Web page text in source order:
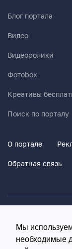
Мы
необходимые
Блог портала
Видео
Видеоролики
Фотоbox
Креативы
Поиск по порталу
О портале
Обратная связь
Согласие на
16+